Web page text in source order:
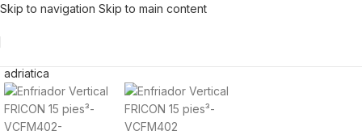
Skip to navigation Skip to main content